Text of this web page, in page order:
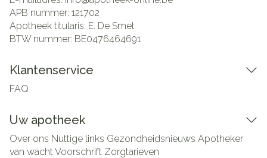
APB nummer: 121702
Apotheek titularis: E. De Smet
BTW nummer: BE0476464691
Klantenservice
FAQ
Uw apotheek
Over ons Nuttige links Gezondheidsnieuws Apotheker
van wachtVoorschrift Zorgtarieven